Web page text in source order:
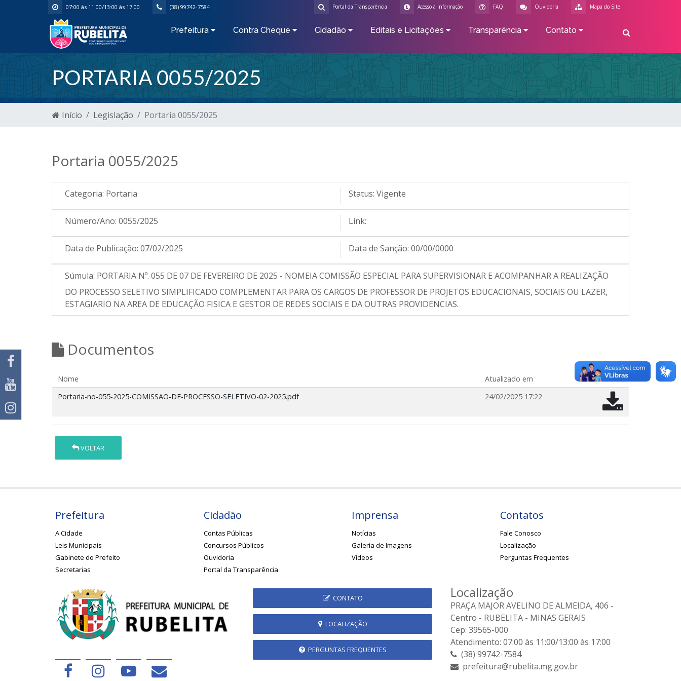
07:00 às 11:00/13:00 às 17:00 (38) 99742-7584 Mapa do Site
Ouvidoria
FAQ
Acesso à Informação
Portal da Transparência
Prefeitura Contra Cheque Cidadão Editais e Licitações Transparência Contato
PORTARIA 0055/2025
Início Legislação Portaria 0055/2025
Portaria 0055/2025
Categoria: Portaria Status: Vigente
Número/Ano: 0055/2025 Link:
Data de Publicação: 07/02/2025 Data de Sanção: 00/00/0000
Súmula: PORTARIA Nº. 055 DE 07 DE FEVEREIRO DE 2025 - NOMEIA COMISSÃO ESPECIAL PARA SUPERVISIONAR E ACOMPANHAR A REALIZAÇÃO
DO PROCESSO SELETIVO SIMPLIFICADO COMPLEMENTAR PARA OS CARGOS DE PROFESSOR DE PROJETOS EDUCACIONAIS, SOCIAIS OU LAZER,
ESTAGIARIO NA AREA DE EDUCAÇÃO FISICA E GESTOR DE REDES SOCIAIS E DA OUTRAS PROVIDENCIAS.
Documentos
Nome
Atualizado em
Portaria-no-055-2025-COMISSAO-DE-PROCESSO-SELETIVO-02-2025.pdf
24/02/2025 17:22
VOLTAR
Prefeitura
A Cidade
Leis Municipais
Gabinete do Prefeito
Secretarias
Cidadão
Contas Públicas
Concursos Públicos
Ouvidoria
Portal da Transparência
Imprensa
Notícias
Galeria de Imagens
Vídeos
Contatos
Fale Conosco
Localização
Perguntas Frequentes
CONTATO
LOCALIZAÇÃO
PERGUNTAS FREQUENTES
Localização
PRAÇA MAJOR AVELINO DE ALMEIDA, 406 -
Centro - RUBELITA - MINAS GERAIS
Cep: 39565-000
Atendimento: 07:00 às 11:00/13:00 às 17:00
(38) 99742-7584
prefeitura@rubelita.mg.gov.br